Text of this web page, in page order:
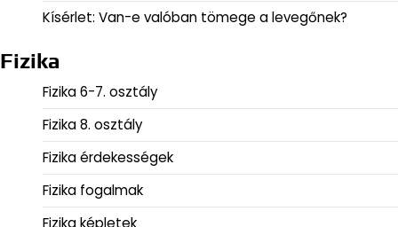
Kísérlet: Van-e valóban tömege a levegőnek?
Fizika
Fizika 6-7. osztály
Fizika 8. osztály
Fizika érdekességek
Fizika fogalmak
Fizika képletek